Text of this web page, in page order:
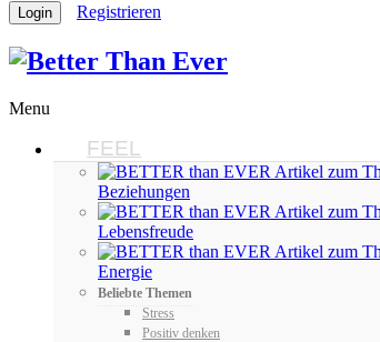
Registrieren
Menu
FEEL
Beziehungen
Lebensfreude
Energie
Beliebte Themen
Stress
Positiv denken